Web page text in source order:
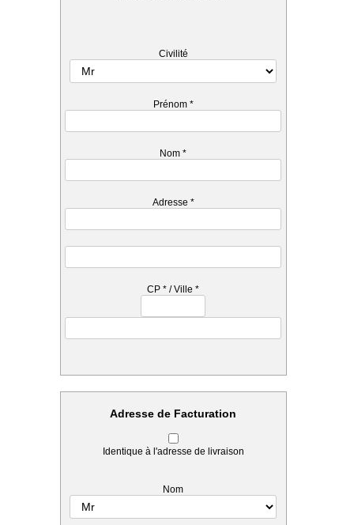
Civilité
Prénom *
Nom *
Adresse *
CP * / Ville *
Adresse de Facturation
Identique à l'adresse de livraison
Nom